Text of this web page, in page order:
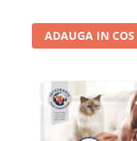
ADAUGA IN COS